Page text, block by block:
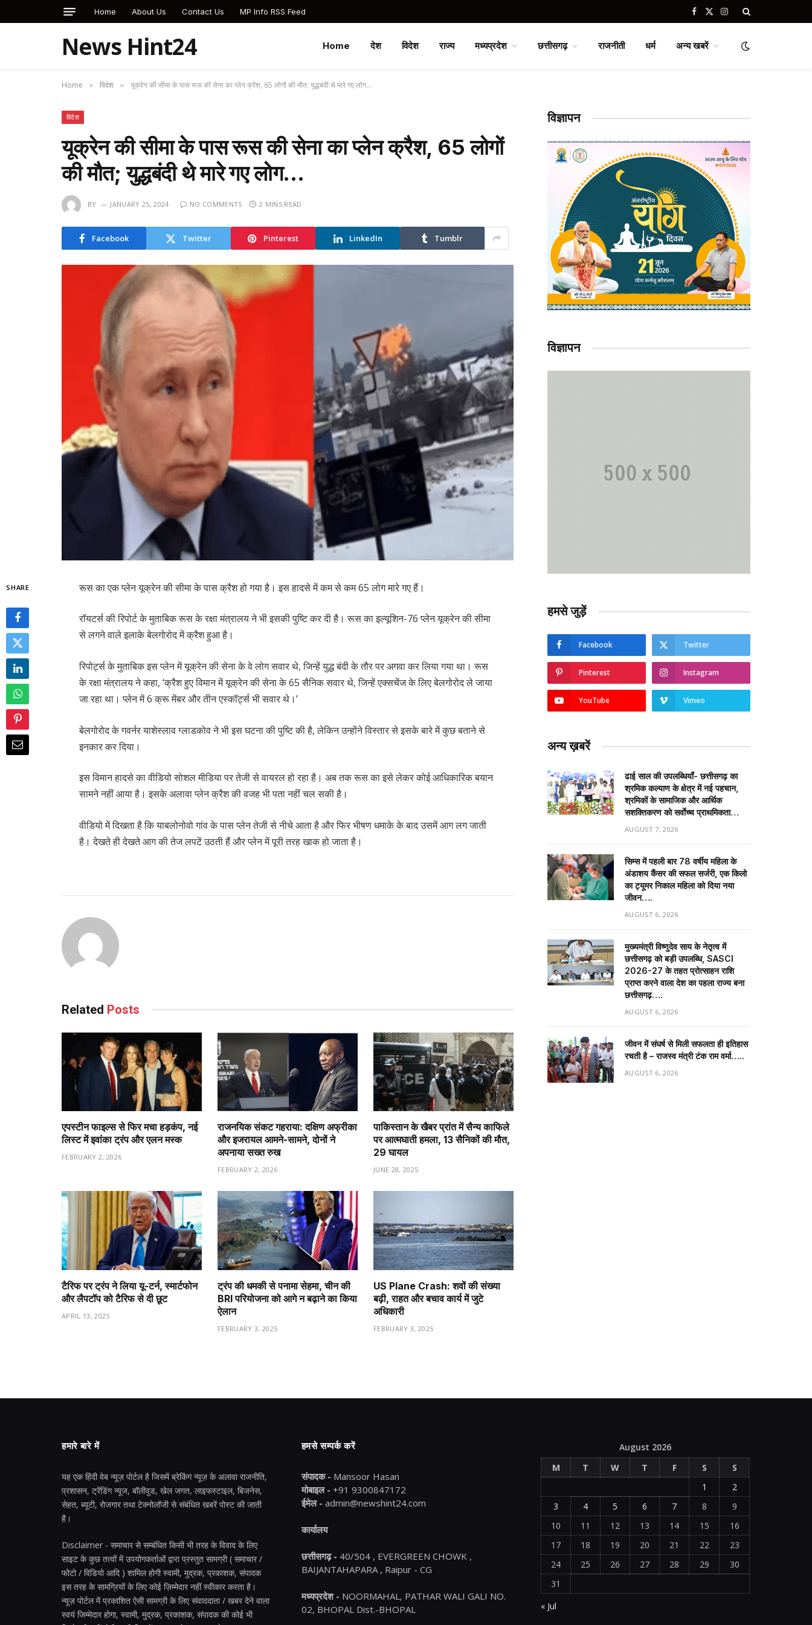
Home About Us Contact Us MP Info RSS Feed Facebook
X
Instagram
News Hint24 Home देश विदेश राज्य मध्यप्रदेश छत्तीसगढ़ राजनीती धर्म अन्य खबरें
Home » विदेश » यूक्रेन की सीमा के पास रूस की सेना का प्लेन क्रैश, 65 लोगों की मौत; युद्धबंदी थे मारे गए लोग…
विदेश
यूक्रेन की सीमा के पास रूस की सेना का प्लेन क्रैश, 65 लोगों
की मौत; युद्धबंदी थे मारे गए लोग…
BY JANUARY 25, 2024 NO COMMENTS 2 MINS READ
Facebook Twitter Pinterest LinkedIn Tumblr
SHARE रूस का एक प्लेन यूक्रेन की सीमा के पास क्रैश हो गया है। इस हादसे में कम से कम 65 लोग मारे गए हैं।
रॉयटर्स की रिपोर्ट के मुताबिक रूस के रक्षा मंत्रालय ने भी इसकी पुष्टि कर दी है। रूस का इल्यूशिन-76 प्लेन यूक्रेन की सीमा
से लगने वाले इलाके बेलगोरोद में क्रैश हुआ है।
रिपोर्ट्स के मुताबिक इस प्लेन में यूक्रेन की सेना के वे लोग सवार थे, जिन्हें युद्ध बंदी के तौर पर अगवा कर लिया गया था। रूस
के रक्षा मंत्रालय ने कहा, ‘क्रैश हुए विमान में यूक्रेन की सेना के 65 सैनिक सवार थे, जिन्हें एक्सचेंज के लिए बेलगोरोद ले जाया
जा रहा था। प्लेन में 6 क्रू मेंबर और तीन एस्कॉर्ट्स भी सवार थे।’
बेलगोरोद के गवर्नर याशेस्लाव ग्लाडकोव ने भी इस घटना की पुष्टि की है, लेकिन उन्होंने विस्तार से इसके बारे में कुछ बताने से
इनकार कर दिया।
इस विमान हादसे का वीडियो सोशल मीडिया पर तेजी से वायरल हो रहा है। अब तक रूस का इसे लेकर कोई आधिकारिक बयान
सामने नहीं आया है। इसके अलावा प्लेन क्रैश की वजह भी पता नहीं चल सकी है।
वीडियो में दिखता है कि याबलोनोवो गांव के पास प्लेन तेजी से नीचे आता है और फिर भीषण धमाके के बाद उसमें आग लग जाती
है। देखते ही देखते आग की तेज लपटें उठती हैं और प्लेन में पूरी तरह खाक हो जाता है।
Related Posts
एपस्टीन फाइल्स से फिर मचा हड़कंप, नई
लिस्ट में इवांका ट्रंप और एलन मस्क
FEBRUARY 2, 2026
राजनयिक संकट गहराया: दक्षिण अफ्रीका
और इजरायल आमने-सामने, दोनों ने
अपनाया सख्त रुख
FEBRUARY 2, 2026
पाकिस्तान के खैबर प्रांत में सैन्य काफिले
पर आत्मघाती हमला, 13 सैनिकों की मौत,
29 घायल
JUNE 28, 2025
टैरिफ पर ट्रंप ने लिया यू-टर्न, स्मार्टफोन
और लैपटॉप को टैरिफ से दी छूट
APRIL 13, 2025
ट्रंप की धमकी से पनामा सेहमा, चीन की
BRI परियोजना को आगे न बढ़ाने का किया
ऐलान
FEBRUARY 3, 2025
US Plane Crash: शवों की संख्या
बढ़ी, राहत और बचाव कार्य में जुटे
अधिकारी
FEBRUARY 3, 2025
विज्ञापन
विज्ञापन
हमसे जुड़ें
Facebook Twitter
Pinterest Instagram
YouTube Vimeo
अन्य ख़बरें
ढाई साल की उपलब्धियाँ- छत्तीसगढ़ का
श्रमिक कल्याण के क्षेत्र में नई पहचान,
श्रमिकों के सामाजिक और आर्थिक
सशक्तिकरण को सर्वाेच्च प्राथमिकता…
AUGUST 7, 2026
सिम्स में पहली बार 78 वर्षीय महिला के
अंडाशय कैंसर की सफल सर्जरी, एक किलो
का ट्यूमर निकाल महिला को दिया नया
जीवन….
AUGUST 6, 2026
मुख्यमंत्री विष्णुदेव साय के नेतृत्व में
छत्तीसगढ़ को बड़ी उपलब्धि, SASCI
2026-27 के तहत प्रोत्साहन राशि
प्राप्त करने वाला देश का पहला राज्य बना
छत्तीसगढ़….
AUGUST 6, 2026
जीवन में संघर्ष से मिली सफलता ही इतिहास
रचती है – राजस्व मंत्री टंक राम वर्मा…..
AUGUST 6, 2026
हमारे बारे में
यह एक हिंदी वेब न्यूज़ पोर्टल है जिसमें ब्रेकिंग न्यूज़ के अलावा राजनीति,
प्रशासन, ट्रेंडिंग न्यूज, बॉलीवुड, खेल जगत, लाइफस्टाइल, बिजनेस,
सेहत, ब्यूटी, रोजगार तथा टेक्नोलॉजी से संबंधित खबरें पोस्ट की जाती
है।
Disclaimer - समाचार से सम्बंधित किसी भी तरह के विवाद के लिए
साइट के कुछ तत्वों में उपयोगकर्ताओं द्वारा प्रस्तुत सामग्री ( समाचार /
फोटो / विडियो आदि ) शामिल होगी स्वामी, मुद्रक, प्रकाशक, संपादक
इस तरह के सामग्रियों के लिए कोई ज़िम्मेदार नहीं स्वीकार करता है।
न्यूज़ पोर्टल में प्रकाशित ऐसी सामग्री के लिए संवाददाता / खबर देने वाला
स्वयं जिम्मेदार होगा, स्वामी, मुद्रक, प्रकाशक, संपादक की कोई भी
हमसे सम्पर्क करें
संपादक - Mansoor Hasan
मोबाइल - +91 9300847172
ईमेल - admin@newshint24.com
कार्यालय
छत्तीसगढ़ - 40/504 , EVERGREEN CHOWK ,
BAIJANTAHAPARA , Raipur - CG
मध्यप्रदेश - NOORMAHAL, PATHAR WALI GALI NO.
02, BHOPAL Dist.-BHOPAL
August 2026
M
T W T F S
S
1
2
3
4 5 6 7 8
9
10
11 12 13 14 15
16
17
18 19 20 21 22
23
24
25 26 27 28 29
30
31
« Jul